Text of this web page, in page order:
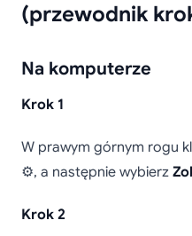
(przewodnik
Na komputerze
Krok 1
W prawym górnym rogu
⚙️, a następnie wybierz
Krok 2